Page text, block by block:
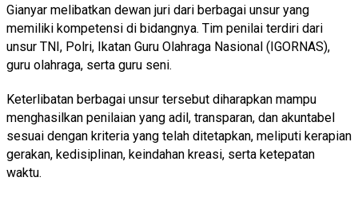
Gianyar melibatkan dewan juri dari berbagai unsur yang
memiliki kompetensi di bidangnya. Tim penilai terdiri dari
unsur TNI, Polri, Ikatan Guru Olahraga Nasional (IGORNAS),
guru olahraga, serta guru seni.
Keterlibatan berbagai unsur tersebut diharapkan mampu
menghasilkan penilaian yang adil, transparan, dan akuntabel
sesuai dengan kriteria yang telah ditetapkan, meliputi kerapian
gerakan, kedisiplinan, keindahan kreasi, serta ketepatan
waktu.